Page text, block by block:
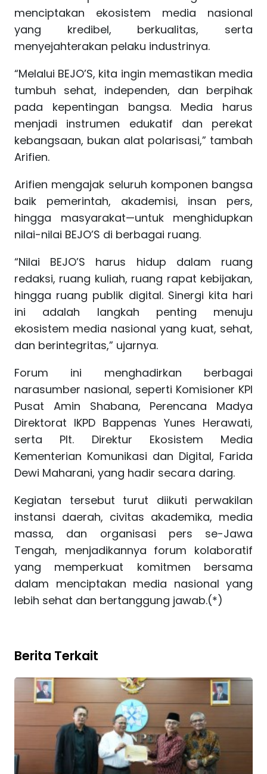
menciptakan ekosistem media nasional
yang kredibel, berkualitas, serta
menyejahterakan pelaku industrinya.
“Melalui BEJO’S, kita ingin memastikan media
tumbuh sehat, independen, dan berpihak
pada kepentingan bangsa. Media harus
menjadi instrumen edukatif dan perekat
kebangsaan, bukan alat polarisasi,” tambah
Arifien.
Arifien mengajak seluruh komponen bangsa
baik pemerintah, akademisi, insan pers,
hingga masyarakat—untuk menghidupkan
nilai-nilai BEJO’S di berbagai ruang.
“Nilai BEJO’S harus hidup dalam ruang
redaksi, ruang kuliah, ruang rapat kebijakan,
hingga ruang publik digital. Sinergi kita hari
ini adalah langkah penting menuju
ekosistem media nasional yang kuat, sehat,
dan berintegritas,” ujarnya.
Forum ini menghadirkan berbagai
narasumber nasional, seperti Komisioner KPI
Pusat Amin Shabana, Perencana Madya
Direktorat IKPD Bappenas Yunes Herawati,
serta Plt. Direktur Ekosistem Media
Kementerian Komunikasi dan Digital, Farida
Dewi Maharani, yang hadir secara daring.
Kegiatan tersebut turut diikuti perwakilan
instansi daerah, civitas akademika, media
massa, dan organisasi pers se-Jawa
Tengah, menjadikannya forum kolaboratif
yang memperkuat komitmen bersama
dalam menciptakan media nasional yang
lebih sehat dan bertanggung jawab.(*)
Berita Terkait